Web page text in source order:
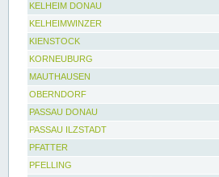
KELHEIM DONAU
KELHEIMWINZER
KIENSTOCK
KORNEUBURG
MAUTHAUSEN
OBERNDORF
PASSAU DONAU
PASSAU ILZSTADT
PFATTER
PFELLING